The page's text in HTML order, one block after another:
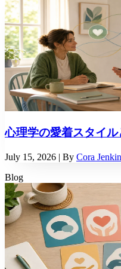
心理学の愛着スタイ
July 15, 2026 | By Cora
Blog